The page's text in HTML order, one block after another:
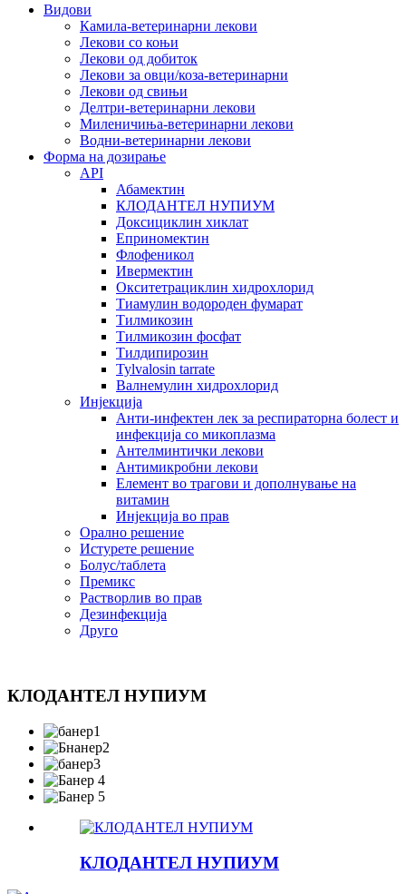
Видови
Камила-ветеринарни лекови
Лекови со коњи
Лекови од добиток
Лекови за овци/коза-ветеринарни
Лекови од свињи
Делтри-ветеринарни лекови
Миленичиња-ветеринарни лекови
Водни-ветеринарни лекови
Форма на дозирање
API
Абамектин
КЛОДАНТЕЛ НУПИУМ
Доксициклин хиклат
Еприномектин
Флофеникол
Ивермектин
Окситетрациклин хидрохлорид
Тиамулин водороден фумарат
Тилмикозин
Тилмикозин фосфат
Тилдипирозин
Tylvalosin tarrate
Валнемулин хидрохлорид
Инјекција
Анти-инфектен лек за респираторна болест и
инфекција со микоплазма
Антелминтички лекови
Антимикробни лекови
Елемент во трагови и дополнување на
витамин
Инјекција во прав
Орално решение
Истурете решение
Болус/таблета
Премикс
Растворлив во прав
Дезинфекција
Друго
КЛОДАНТЕЛ НУПИУМ
КЛОДАНТЕЛ НУПИУМ